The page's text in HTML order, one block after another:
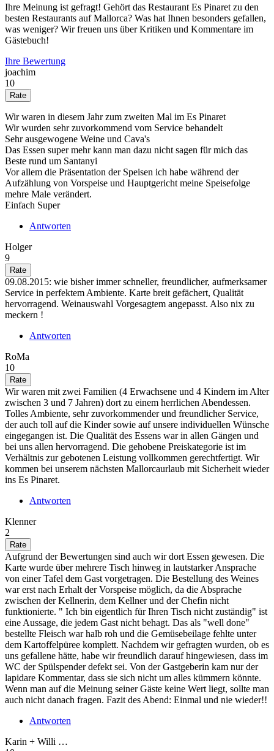
Ihre Meinung ist gefragt! Gehört das Restaurant Es Pinaret zu den
besten Restaurants auf Mallorca? Was hat Ihnen besonders gefallen,
was weniger? Wir freuen uns über Kritiken und Kommentare im
Gästebuch!
Ihre Bewertung
joachim
10
Wir waren in diesem Jahr zum zweiten Mal im Es Pinaret
Wir wurden sehr zuvorkommend vom Service behandelt
Sehr ausgewogene Weine und Cava's
Das Essen super mehr kann man dazu nicht sagen für mich das
Beste rund um Santanyi
Vor allem die Präsentation der Speisen ich habe während der
Aufzählung von Vorspeise und Hauptgericht meine Speisefolge
mehre Male verändert.
Einfach Super
Antworten
Holger
9
09.08.2015: wie bisher immer schneller, freundlicher, aufmerksamer
Service in perfektem Ambiente. Karte breit gefächert, Qualität
hervorragend. Weinauswahl Vorgesagtem angepasst. Also nix zu
meckern !
Antworten
RoMa
10
Wir waren mit zwei Familien (4 Erwachsene und 4 Kindern im Alter
zwischen 3 und 7 Jahren) dort zu einem herrlichen Abendessen.
Tolles Ambiente, sehr zuvorkommender und freundlicher Service,
der auch toll auf die Kinder sowie auf unsere individuellen Wünsche
eingegangen ist. Die Qualität des Essens war in allen Gängen und
bei uns allen hervorragend. Die gehobene Preiskategorie ist im
Verhältnis zur gebotenen Leistung vollkommen gerechtfertigt. Wir
kommen bei unserem nächsten Mallorcaurlaub mit Sicherheit wieder
ins Es Pinaret.
Antworten
Klenner
2
Aufgrund der Bewertungen sind auch wir dort Essen gewesen. Die
Karte wurde über mehrere Tisch hinweg in lautstarker Ansprache
von einer Tafel dem Gast vorgetragen. Die Bestellung des Weines
war erst nach Erhalt der Vorspeise möglich, da die Absprache
zwischen der Kellnerin, dem Kellner und der Chefin nicht
funktionierte. " Ich bin eigentlich für Ihren Tisch nicht zuständig" ist
eine Aussage, die jedem Gast nicht behagt. Das als "well done"
bestellte Fleisch war halb roh und die Gemüsebeilage fehlte unter
dem Kartoffelpüree komplett. Nachdem wir gefragten wurden, ob es
uns gefallene hätte, habe wir freundlich darauf hingewiesen, dass im
WC der Spülspender defekt sei. Von der Gastgeberin kam nur der
lapidare Kommentar, dass sie sich nicht um alles kümmern könnte.
Wenn man auf die Meinung seiner Gäste keine Wert liegt, sollte man
auch nicht danach fragen. Fazit des Abend: Einmal und nie wieder!!
Antworten
Karin + Willi …